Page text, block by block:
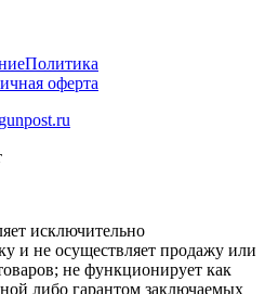
Политика
оферта
исключительно
и не осуществляет продажу или
не функционирует как
либо гарантом заключаемых